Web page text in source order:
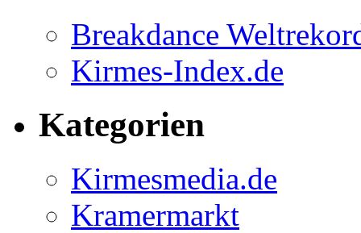
Breakdance
Kirmes-Index.de
Kategorien
Kirmesmedia.de
Kramermarkt